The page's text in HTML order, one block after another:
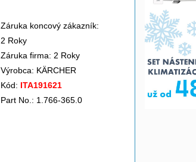
Záruka koncový zákazník:
2 Roky
Záruka firma: 2 Roky
Výrobca: KÄRCHER
Kód: ITA191621
Part No.: 1.766-365.0